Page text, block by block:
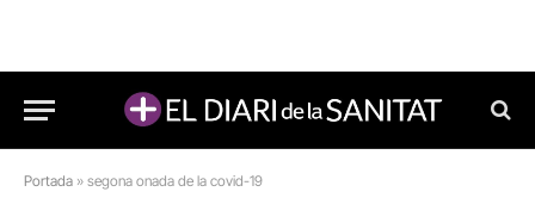
Portada » segona onada de la covid-19